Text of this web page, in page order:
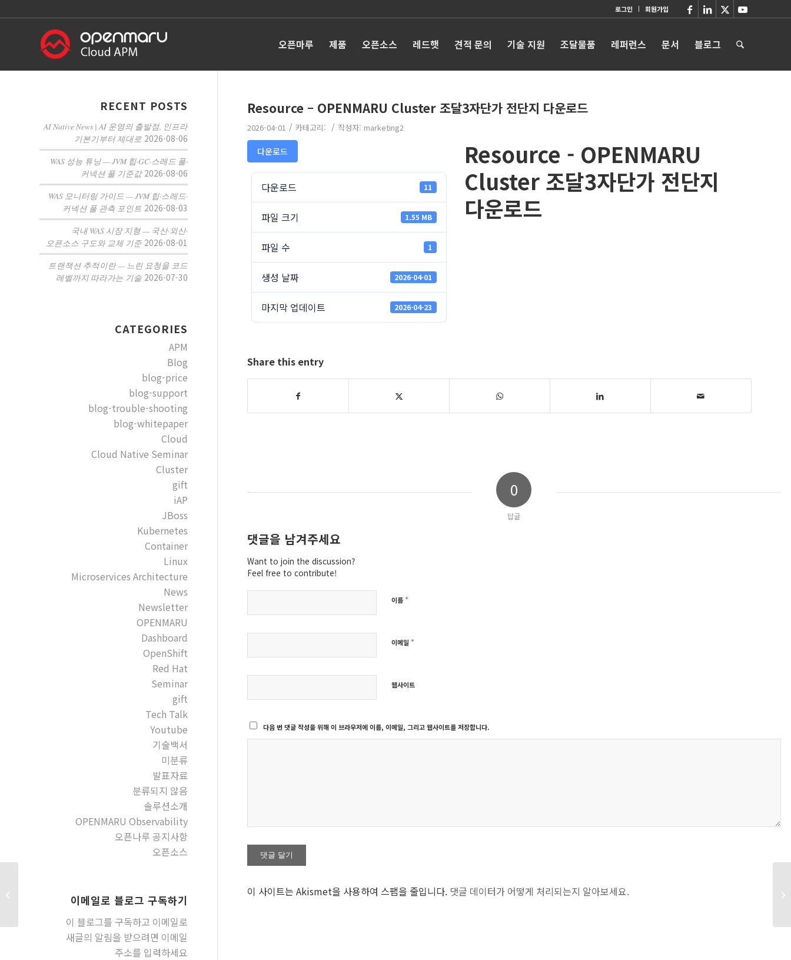
로그인 회원가입
오픈마루 제품 오픈소스 레드햇 견적 문의 기술 지원 조달물품 레퍼런스 문서 블로그
Resource – OPENMARU Cluster 조달3자단가 전단지 다운로드
2026-04-01 / 카테고리: / 작성자: marketing2
다운로드
다운로드 11
파일 크기 1.55 MB
파일 수 1
생성 날짜 2026-04-01
마지막 업데이트 2026-04-23
Resource - OPENMARU
Cluster 조달3자단가 전단지
다운로드
Share this entry
0
답글
댓글을 남겨주세요
Want to join the discussion?
Feel free to contribute!
이름 *
이메일 *
웹사이트
다음 번 댓글 작성을 위해 이 브라우저에 이름, 이메일, 그리고 웹사이트를 저장합니다.
이 사이트는 Akismet을 사용하여 스팸을 줄입니다. 댓글 데이터가 어떻게 처리되는지 알아보세요.
RECENT POSTS
AI Native News | AI 운영의 출발점, 인프라
기본기부터 제대로 2026-08-06
WAS 성능 튜닝 — JVM 힙·GC·스레드 풀·
커넥션 풀 기준값 2026-08-06
WAS 모니터링 가이드 — JVM 힙·스레드·
커넥션 풀 관측 포인트 2026-08-03
국내 WAS 시장 지형 — 국산·외산·
오픈소스 구도와 교체 기준 2026-08-01
트랜잭션 추적이란 — 느린 요청을 코드
레벨까지 따라가는 기술 2026-07-30
CATEGORIES
APM
Blog
blog-price
blog-support
blog-trouble-shooting
blog-whitepaper
Cloud
Cloud Native Seminar
Cluster
gift
iAP
JBoss
Kubernetes
Container
Linux
Microservices Architecture
News
Newsletter
OPENMARU
Dashboard
OpenShift
Red Hat
Seminar
gift
Tech Talk
Youtube
기술백서
미분류
발표자료
분류되지 않음
솔루션소개
OPENMARU Observability
오픈나루 공지사항
오픈소스
이메일로 블로그 구독하기
이 블로그를 구독하고 이메일로
새글의 알림을 받으려면 이메일
주소를 입력하세요
브로슈어 다운로드